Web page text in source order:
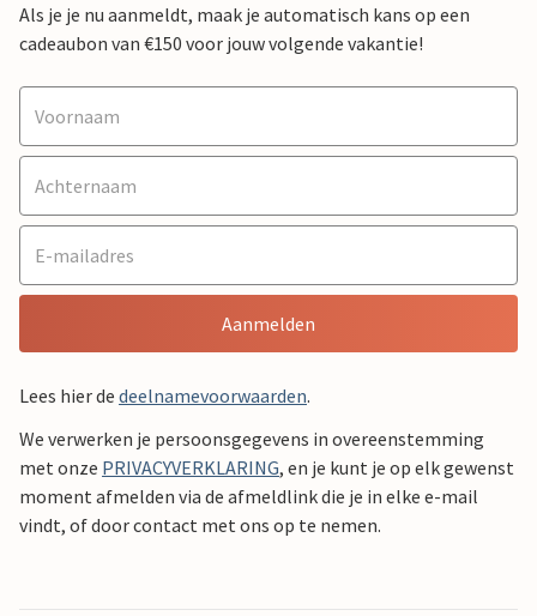
Als je je nu aanmeldt, maak je automatisch kans op een
cadeaubon van €150 voor jouw volgende vakantie!
Aanmelden
Lees hier de deelnamevoorwaarden.
We verwerken je persoonsgegevens in overeenstemming
met onze PRIVACYVERKLARING, en je kunt je op elk gewenst
moment afmelden via de afmeldlink die je in elke e-mail
vindt, of door contact met ons op te nemen.